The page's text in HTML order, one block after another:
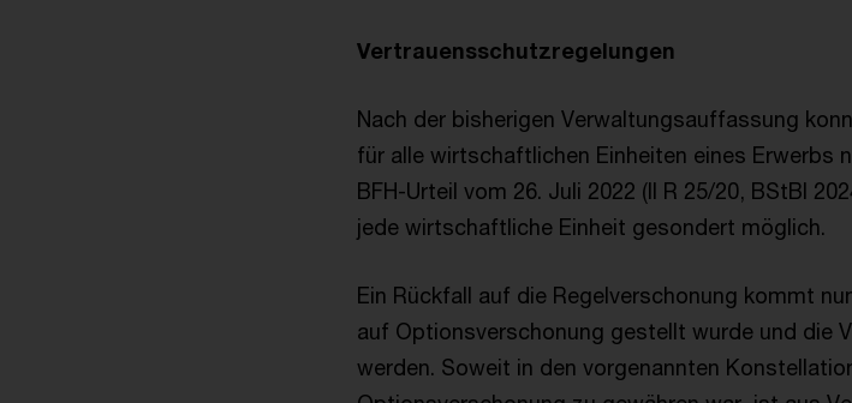
Vertrauensschutzregelungen
Nach der bisherigen Verwaltungsauffassung
für alle wirtschaftlichen Einheiten eines Erwerbs
BFH-Urteil vom 26. Juli 2022 (II R 25/20, BStBl
jede wirtschaftliche Einheit gesondert möglich.
Ein Rückfall auf die Regelverschonung kommt
auf Optionsverschonung gestellt wurde und die
werden. Soweit in den vorgenannten